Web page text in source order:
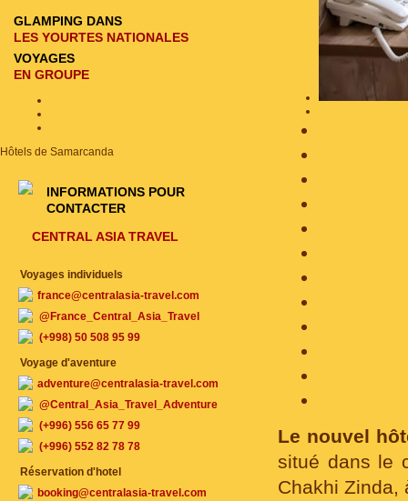
Le nouvel
situé dans le
Chakhi
GLAMPING DANS
LES YOURTES NATIONALES
VOYAGES
EN GROUPE
Hôtels de Samarcanda
INFORMATIONS POUR
CONTACTER
CENTRAL ASIA TRAVEL
Voyages individuels
france@centralasia-travel.com
@France_Central_Asia_Travel
(+998) 50 508 95 99
Voyage d'aventure
adventure@centralasia-travel.com
@Central_Asia_Travel_Adventure
(+996) 556 65 77 99
(+996) 552 82 78 78
Réservation d'hotel
booking@centralasia-travel.com